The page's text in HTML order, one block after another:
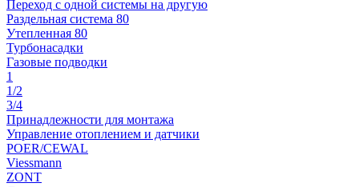
Переход с одной системы на другую
Раздельная система 80
Утепленная 80
Турбонасадки
Газовые подводки
1
1/2
3/4
Принадлежности для монтажа
Управление отоплением и датчики
POER/CEWAL
Viessmann
ZONT